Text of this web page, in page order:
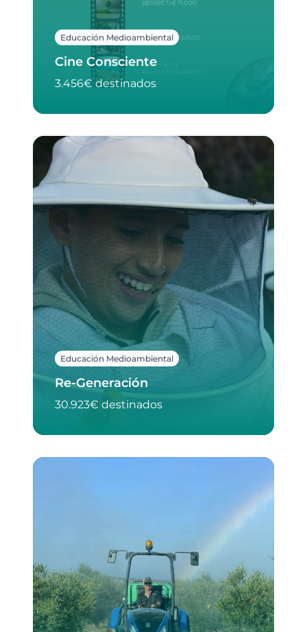
Educación Medioambiental
Cine Consciente
3.456€ destinados
Educación Medioambiental
Re-Generación
30.923€ destinados